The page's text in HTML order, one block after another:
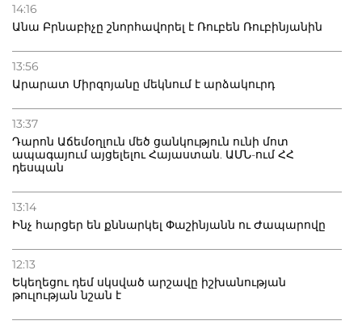
14:16
Անա Բրնաբիչը շնորհավորել է Ռուբեն Ռուբինյանին
13:56
Արարատ Միրզոյանը մեկնում է արձակուրդ
13:37
Դարոն Աճեմօղլուն մեծ ցանկություն ունի մոտ
ապագայում այցելելու Հայաստան. ԱՄՆ-ում ՀՀ
դեսպան
13:14
Ինչ հարցեր են քննարկել Փաշինյանն ու Ժապարովը
12:13
Եկեղեցու դեմ սկսված արշավը իշխանության
թուլության նշան է